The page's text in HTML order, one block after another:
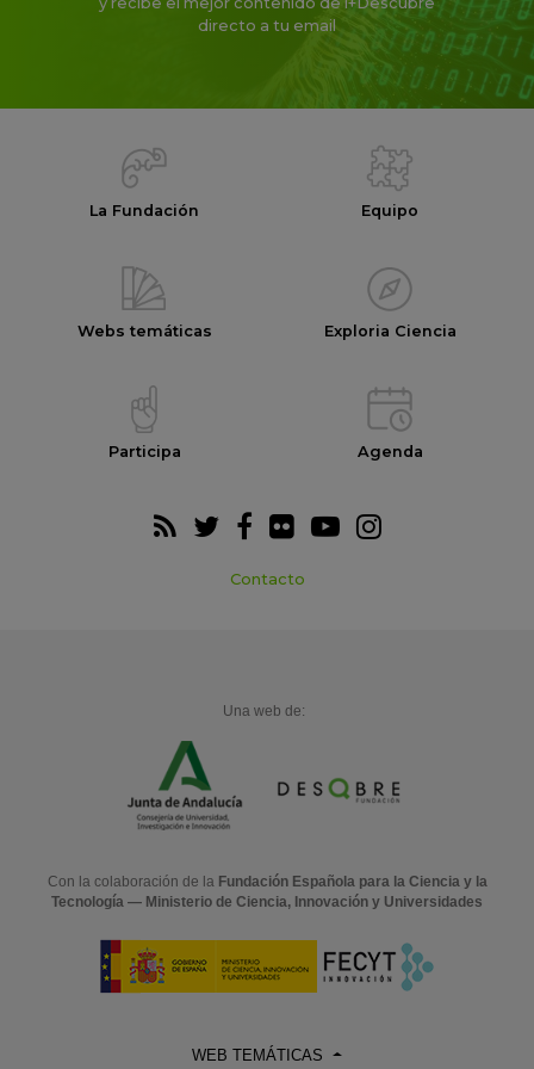
directo a tu email
La Fundación Equipo
Webs temáticas Exploria Ciencia
Participa Agenda
Contacto
Una web de:
Con la colaboración de la Fundación Española para la Ciencia y la
Tecnología — Ministerio de Ciencia, Innovación y Universidades
WEB TEMÁTICAS